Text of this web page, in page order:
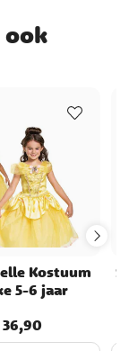
ook
Kostuum
5-6 jaar
:€ 36,90